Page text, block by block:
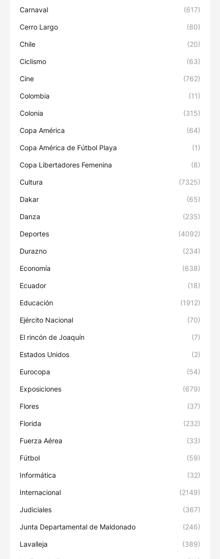
Carnaval (617)
Cerro Largo (80)
Chile (20)
Ciclismo (63)
Cine (762)
Colombia (11)
Colonia (315)
Copa América (64)
Copa América de Fútbol Playa (1)
Copa Libertadores Femenina (8)
Cultura (7325)
Dakar (65)
Danza (235)
Deportes (4092)
Durazno (234)
Economía (638)
Ecuador (18)
Educación (1912)
Ejército Nacional (70)
El rincón de Joaquín (7)
Estados Unidos (2)
Eurocopa (54)
Exposiciones (679)
Flores (37)
Florida (232)
Fuerza Aérea (33)
Fútbol (59)
Informática (32)
Internacional (2149)
Judiciales (367)
Junta Departamental de Maldonado (246)
Lavalleja (389)